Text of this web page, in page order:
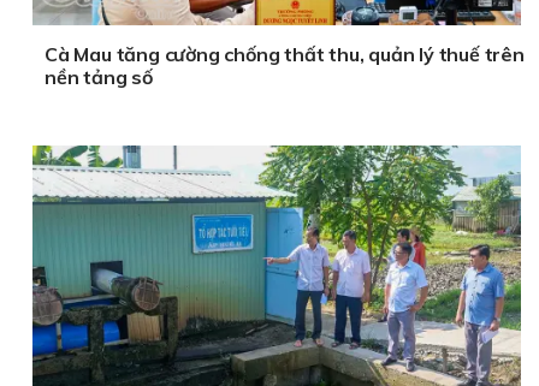
Cà Mau tăng cường chống thất thu, quản lý thuế trên
nền tảng số